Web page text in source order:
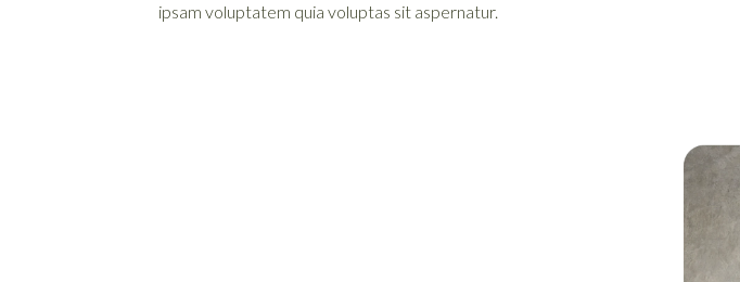
ipsam voluptatem quia voluptas sit aspernatur.